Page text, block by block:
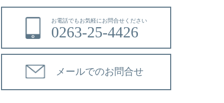
お電話でもお気軽にお問合せください
0263-25-4426
メールでのお問合せ